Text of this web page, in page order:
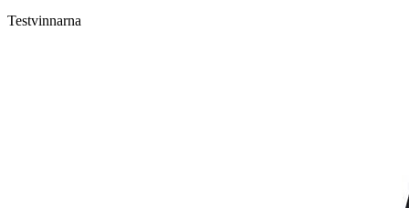
Testvinnarna